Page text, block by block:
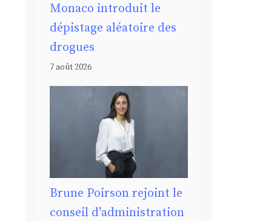
Monaco introduit le
dépistage aléatoire des
drogues
7 août 2026
Brune Poirson rejoint le
conseil d’administration